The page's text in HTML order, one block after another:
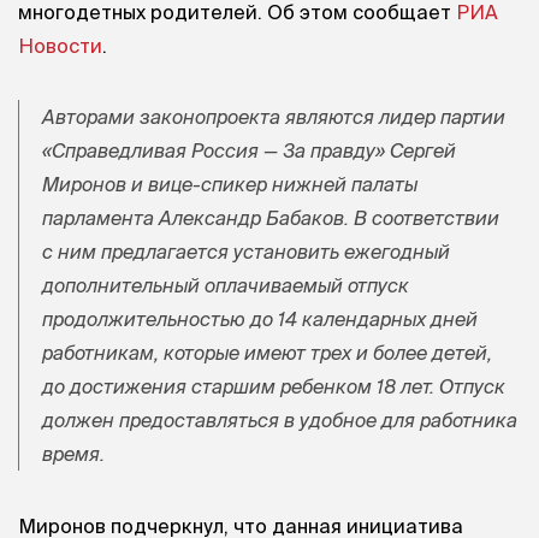
многодетных родителей. Об этом сообщает РИА
Новости.
Авторами законопроекта являются лидер партии
«Справедливая Россия — За правду» Сергей
Миронов и вице-спикер нижней палаты
парламента Александр Бабаков. В соответствии
с ним предлагается установить ежегодный
дополнительный оплачиваемый отпуск
продолжительностью до 14 календарных дней
работникам, которые имеют трех и более детей,
до достижения старшим ребенком 18 лет. Отпуск
должен предоставляться в удобное для работника
время.
Миронов подчеркнул, что данная инициатива